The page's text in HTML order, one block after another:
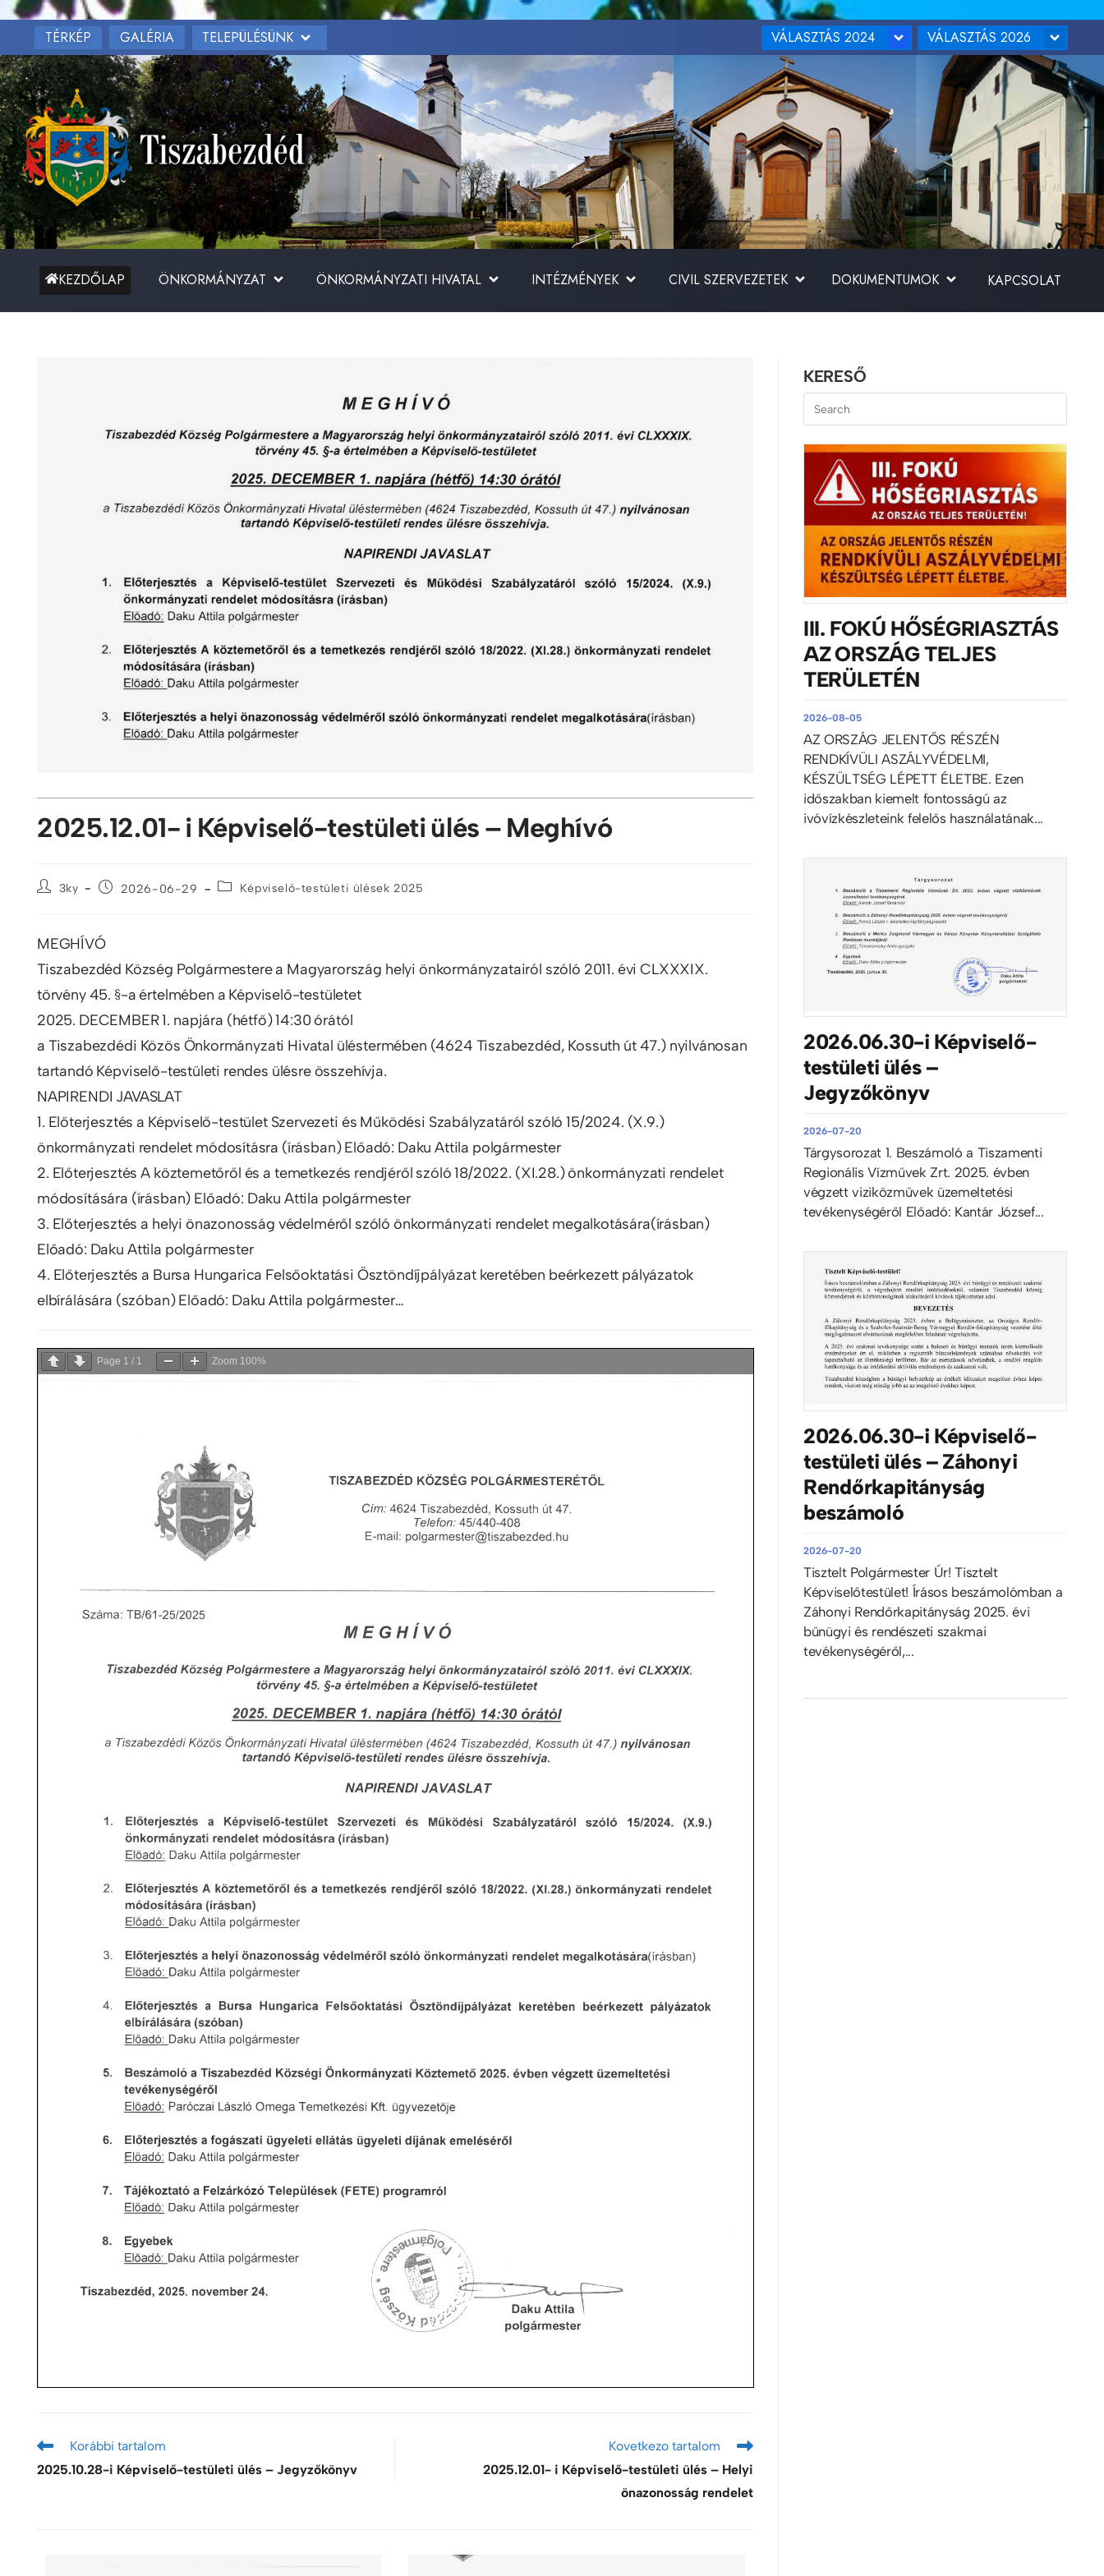
TÉRKÉP GALÉRIA TELEPÜLÉSÜNK VÁLASZTÁS 2024 VÁLASZTÁS 2026
KEZDŐLAP ÖNKORMÁNYZAT ÖNKORMÁNYZATI HIVATAL INTÉZMÉNYEK CIVIL SZERVEZETEK DOKUMENTUMOK KAPCSOLAT
2025.12.01- i Képviselő-testületi ülés – Meghívó
3ky 2026-06-29 Képviselő-testületi ülések 2025
MEGHÍVÓ
Tiszabezdéd Község Polgármestere a Magyarország helyi önkormányzatairól szóló 2011. évi CLXXXIX.
törvény 45. §-a értelmében a Képviselő-testületet
2025. DECEMBER 1. napjára (hétfő) 14:30 órától
a Tiszabezdédi Közös Önkormányzati Hivatal üléstermében (4624 Tiszabezdéd, Kossuth út 47.) nyilvánosan
tartandó Képviselő-testületi rendes ülésre összehívja.
NAPIRENDI JAVASLAT
1. Előterjesztés a Képviselő-testület Szervezeti és Működési Szabályzatáról szóló 15/2024. (X.9.)
önkormányzati rendelet módosításra (írásban) Előadó: Daku Attila polgármester
2. Előterjesztés A köztemetőről és a temetkezés rendjéről szóló 18/2022. (XI.28.) önkormányzati rendelet
módosítására (írásban) Előadó: Daku Attila polgármester
3. Előterjesztés a helyi önazonosság védelméről szóló önkormányzati rendelet megalkotására(írásban)
Előadó: Daku Attila polgármester
4. Előterjesztés a Bursa Hungarica Felsőoktatási Ösztöndíjpályázat keretében beérkezett pályázatok
elbírálására (szóban) Előadó: Daku Attila polgármester…
Page 1 / 1 Zoom 100%
Korábbi tartalom
2025.10.28-i Képviselő-testületi ülés – Jegyzőkönyv
Kovetkezo tartalom
2025.12.01- i Képviselő-testületi ülés – Helyi
önazonosság rendelet
KERESŐ
III. FOKÚ HŐSÉGRIASZTÁS
AZ ORSZÁG TELJES
TERÜLETÉN
2026-08-05
AZ ORSZÁG JELENTŐS RÉSZÉN
RENDKÍVÜLI ASZÁLYVÉDELMI,
KÉSZÜLTSÉG LÉPETT ÉLETBE. Ezen
időszakban kiemelt fontosságú az
ivóvízkészleteink felelős használatának...
2026.06.30-i Képviselő-
testületi ülés –
Jegyzőkönyv
2026-07-20
Tárgysorozat 1. Beszámoló a Tiszamenti
Regionális Vízművek Zrt. 2025. évben
végzett viziközművek üzemeltetési
tevékenységéről Előadó: Kantár József...
2026.06.30-i Képviselő-
testületi ülés – Záhonyi
Rendőrkapitányság
beszámoló
2026-07-20
Tisztelt Polgármester Úr! Tisztelt
Képviselőtestület! Írásos beszámolómban a
Záhonyi Rendőrkapitányság 2025. évi
bűnügyi és rendészeti szakmai
tevékenységéről,...